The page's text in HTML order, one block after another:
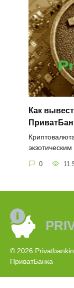
Как
экзотическим
0
© 2026
ПриватБанка